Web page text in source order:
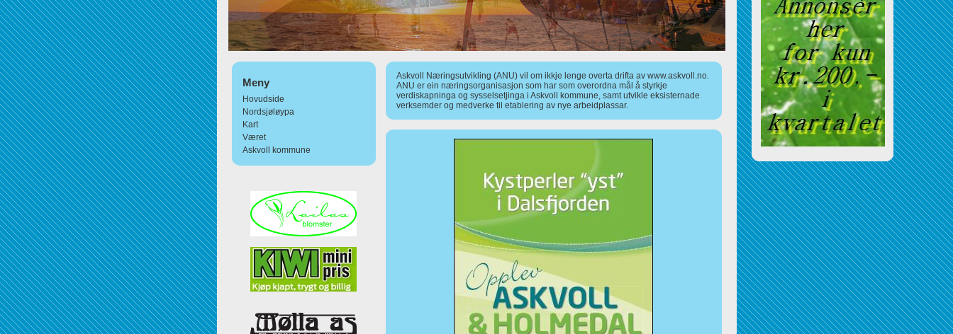
Meny
Hovudside
Nordsjøløypa
Kart
Været
Askvoll kommune
Askvoll Næringsutvikling (ANU) vil om ikkje lenge overta drifta av www.askvoll.no.
ANU er ein næringsorganisasjon som har som overordna mål å styrkje
verdiskapninga og sysselsetjinga i Askvoll kommune, samt utvikle eksisternade
verksemder og medverke til etablering av nye arbeidplassar.